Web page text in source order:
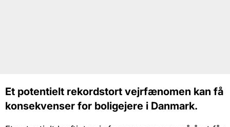
Et potentielt rekordstort vejrfænomen kan få
konsekvenser for boligejere i Danmark.